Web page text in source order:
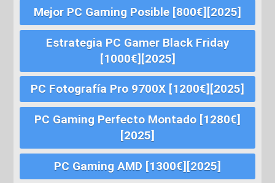
Mejor PC Gaming Posible [800€][2025]
Estrategia PC Gamer Black Friday
[1000€][2025]
PC Fotografía Pro 9700X [1200€][2025]
PC Gaming Perfecto Montado [1280€]
[2025]
PC Gaming AMD [1300€][2025]